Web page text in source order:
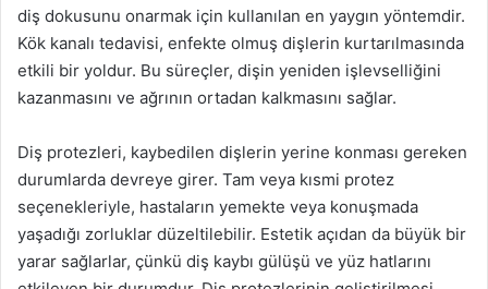
diş dokusunu onarmak için kullanılan en yaygın yöntemdir.
Kök kanalı tedavisi, enfekte olmuş dişlerin kurtarılmasında
etkili bir yoldur. Bu süreçler, dişin yeniden işlevselliğini
kazanmasını ve ağrının ortadan kalkmasını sağlar.
Diş protezleri, kaybedilen dişlerin yerine konması gereken
durumlarda devreye girer. Tam veya kısmi protez
seçenekleriyle, hastaların yemekte veya konuşmada
yaşadığı zorluklar düzeltilebilir. Estetik açıdan da büyük bir
yarar sağlarlar, çünkü diş kaybı gülüşü ve yüz hatlarını